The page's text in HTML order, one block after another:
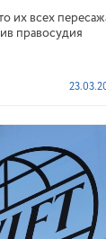
их всех
правосудия